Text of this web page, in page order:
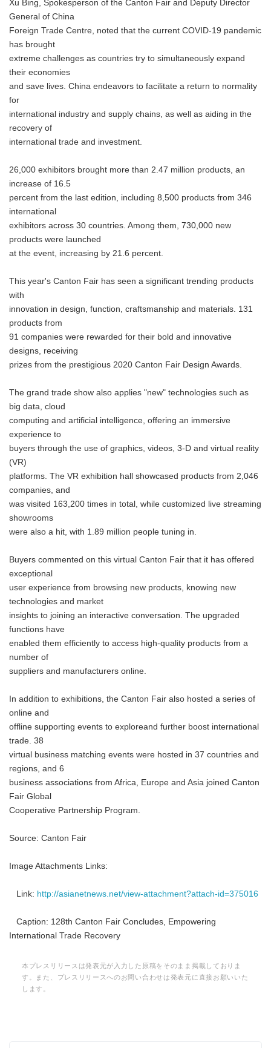
Xu Bing, Spokesperson of the Canton Fair and Deputy Director
General of China
Foreign Trade Centre, noted that the current COVID-19 pandemic
has brought
extreme challenges as countries try to simultaneously expand
their economies
and save lives. China endeavors to facilitate a return to normality
for
international industry and supply chains, as well as aiding in the
recovery of
international trade and investment.
26,000 exhibitors brought more than 2.47 million products, an
increase of 16.5
percent from the last edition, including 8,500 products from 346
international
exhibitors across 30 countries. Among them, 730,000 new
products were launched
at the event, increasing by 21.6 percent.
This year's Canton Fair has seen a significant trending products
with
innovation in design, function, craftsmanship and materials. 131
products from
91 companies were rewarded for their bold and innovative
designs, receiving
prizes from the prestigious 2020 Canton Fair Design Awards.
The grand trade show also applies "new" technologies such as
big data, cloud
computing and artificial intelligence, offering an immersive
experience to
buyers through the use of graphics, videos, 3-D and virtual reality
(VR)
platforms. The VR exhibition hall showcased products from 2,046
companies, and
was visited 163,200 times in total, while customized live streaming
showrooms
were also a hit, with 1.89 million people tuning in.
Buyers commented on this virtual Canton Fair that it has offered
exceptional
user experience from browsing new products, knowing new
technologies and market
insights to joining an interactive conversation. The upgraded
functions have
enabled them efficiently to access high-quality products from a
number of
suppliers and manufacturers online.
In addition to exhibitions, the Canton Fair also hosted a series of
online and
offline supporting events to exploreand further boost international
trade. 38
virtual business matching events were hosted in 37 countries and
regions, and 6
business associations from Africa, Europe and Asia joined Canton
Fair Global
Cooperative Partnership Program.
Source: Canton Fair
Image Attachments Links:
Link: http://asianetnews.net/view-attachment?attach-id=375016
Caption: 128th Canton Fair Concludes, Empowering
International Trade Recovery
本プレスリリースは発表元が入力した原稿をそのまま掲載しておりま
す。また、プレスリリースへのお問い合わせは発表元に直接お願いいた
します。